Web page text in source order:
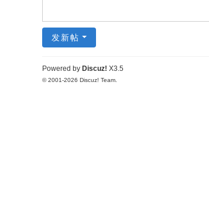
发新帖
Powered by Discuz! X3.5
© 2001-2026 Discuz! Team